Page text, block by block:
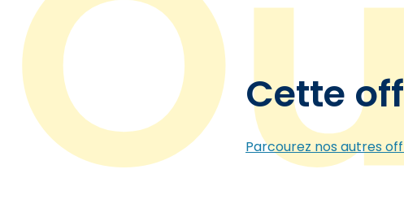
Cette
Parcourez nos autres